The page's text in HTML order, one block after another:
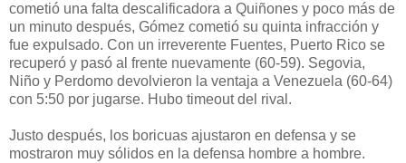
cometió una falta descalificadora a Quiñones y poco más de
un minuto después, Gómez cometió su quinta infracción y
fue expulsado. Con un irreverente Fuentes, Puerto Rico se
recuperó y pasó al frente nuevamente (60-59). Segovia,
Niño y Perdomo devolvieron la ventaja a Venezuela (60-64)
con 5:50 por jugarse. Hubo timeout del rival.
Justo después, los boricuas ajustaron en defensa y se
mostraron muy sólidos en la defensa hombre a hombre.